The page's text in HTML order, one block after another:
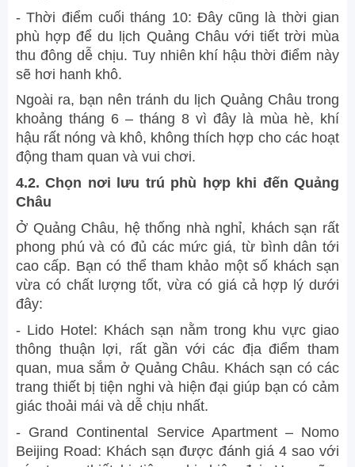
- Thời điểm cuối tháng 10: Đây cũng là thời gian
phù hợp để du lịch Quảng Châu với tiết trời mùa
thu đông dễ chịu. Tuy nhiên khí hậu thời điểm này
sẽ hơi hanh khô.
Ngoài ra, bạn nên tránh du lịch Quảng Châu trong
khoảng tháng 6 – tháng 8 vì đây là mùa hè, khí
hậu rất nóng và khô, không thích hợp cho các hoạt
động tham quan và vui chơi.
4.2. Chọn nơi lưu trú phù hợp khi đến Quảng
Châu
Ở Quảng Châu, hệ thống nhà nghỉ, khách sạn rất
phong phú và có đủ các mức giá, từ bình dân tới
cao cấp. Bạn có thể tham khảo một số khách sạn
vừa có chất lượng tốt, vừa có giá cả hợp lý dưới
đây:
- Lido Hotel: Khách sạn nằm trong khu vực giao
thông thuận lợi, rất gần với các địa điểm tham
quan, mua sắm ở Quảng Châu. Khách sạn có các
trang thiết bị tiện nghi và hiện đại giúp bạn có cảm
giác thoải mái và dễ chịu nhất.
- Grand Continental Service Apartment – Nomo
Beijing Road: Khách sạn được đánh giá 4 sao với